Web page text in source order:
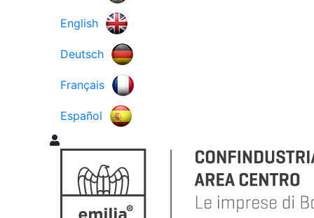
English
Deutsch
Français
Español